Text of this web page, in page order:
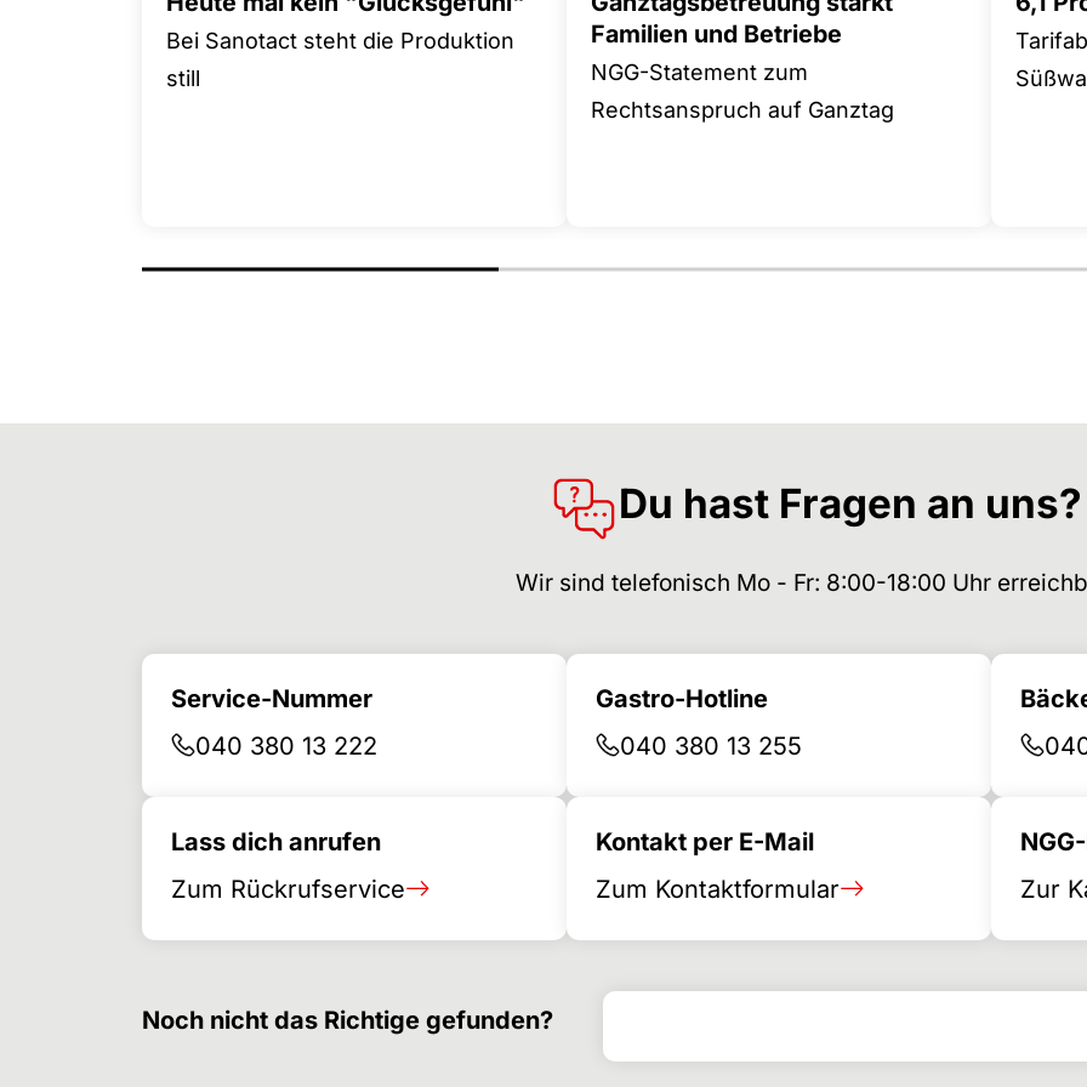
Bei Sanotact steht die Produktion
still
Familien und Betriebe
NGG-Statement zum
Rechtsanspruch auf Ganztag
Du hast Fragen an uns?
Wir sind telefonisch Mo - Fr: 8:00-18:00 Uhr
Service-Nummer
040 380 13 222
Gastro-Hotline
040 380 13 255
Lass dich anrufen
Zum Rückrufservice
Kontakt per E-Mail
Zum Kontaktformular
Zur
Noch nicht das Richtige gefunden?